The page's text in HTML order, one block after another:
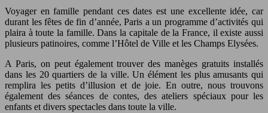
Voyager en famille pendant ces dates est une excellente idée, car
durant les fêtes de fin d’année, Paris a un programme d’activités qui
plaira à toute la famille. Dans la capitale de la France, il existe aussi
plusieurs patinoires, comme l’Hôtel de Ville et les Champs Elysées.
A Paris, on peut également trouver des manèges gratuits installés
dans les 20 quartiers de la ville. Un élément les plus amusants qui
remplira les petits d’illusion et de joie. En outre, nous trouvons
également des séances de contes, des ateliers spéciaux pour les
enfants et divers spectacles dans toute la ville.